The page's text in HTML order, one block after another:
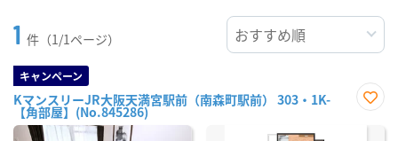
1 件（1/1ページ）
キャンペーン
KマンスリーJR大阪天満宮駅前（南森町駅前） 303・1K-
【角部屋】(No.845286)
に入